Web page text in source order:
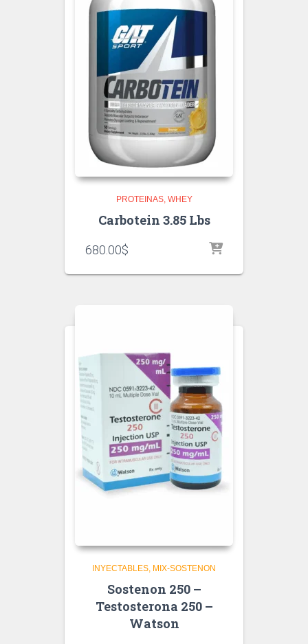
PROTEINAS WHEY
Carbotein 3.85 Lbs
680.00$
INYECTABLES MIX-SOSTENON
Sostenon 250 –
Testosterona 250 –
Watson